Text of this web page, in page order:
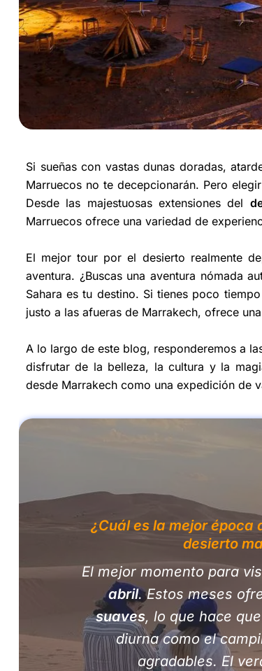
Si sueñas con vastas dunas doradas,
Marruecos no te decepcionarán. Pero
Desde las majestuosas extensiones del
Marruecos ofrece una variedad de
El mejor tour por el desierto realmente
aventura. ¿Buscas una aventura nómada
Sahara es tu destino. Si tienes poco
justo a las afueras de Marrakech, ofrece
A lo largo de este blog, responderemos a
disfrutar de la belleza, la cultura y la
desde Marrakech como una expedición de
¿Cuál es la mejor época
desierto
El mejor momento para
abril. Estos meses
suaves, lo que hace
diurna como el
agradables. El